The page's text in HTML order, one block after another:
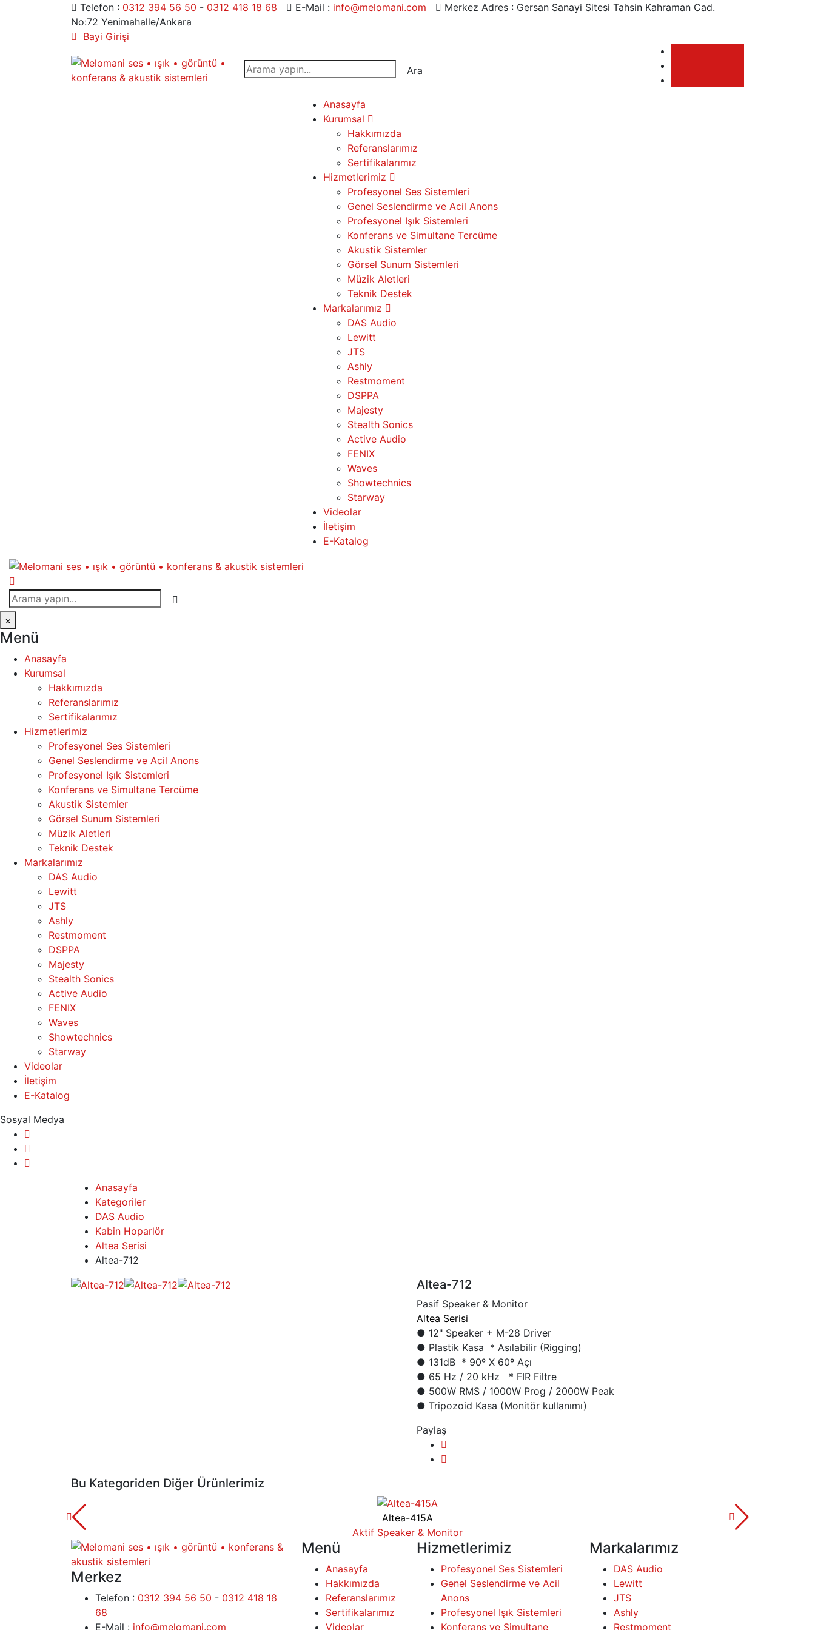
Telefon : 0312 394 56 50 - 0312 418 18 68 E-Mail : info@melomani.com Merkez Adres : Gersan Sanayi Sitesi Tahsin Kahraman Cad.
No:72 Yenimahalle/Ankara
Bayi Girişi
Ara
Anasayfa
Kurumsal
Hakkımızda
Referanslarımız
Sertifikalarımız
Hizmetlerimiz
Profesyonel Ses Sistemleri
Genel Seslendirme ve Acil Anons
Profesyonel Işık Sistemleri
Konferans ve Simultane Tercüme
Akustik Sistemler
Görsel Sunum Sistemleri
Müzik Aletleri
Teknik Destek
Markalarımız
DAS Audio
Lewitt
JTS
Ashly
Restmoment
DSPPA
Majesty
Stealth Sonics
Active Audio
FENIX
Waves
Showtechnics
Starway
Videolar
İletişim
E-Katalog
×
Menü
Anasayfa
Kurumsal
Hakkımızda
Referanslarımız
Sertifikalarımız
Hizmetlerimiz
Profesyonel Ses Sistemleri
Genel Seslendirme ve Acil Anons
Profesyonel Işık Sistemleri
Konferans ve Simultane Tercüme
Akustik Sistemler
Görsel Sunum Sistemleri
Müzik Aletleri
Teknik Destek
Markalarımız
DAS Audio
Lewitt
JTS
Ashly
Restmoment
DSPPA
Majesty
Stealth Sonics
Active Audio
FENIX
Waves
Showtechnics
Starway
Videolar
İletişim
E-Katalog
Sosyal Medya
Anasayfa
Kategoriler
DAS Audio
Kabin Hoparlör
Altea Serisi
Altea-712
Altea-712
Pasif Speaker & Monitor
Altea Serisi
● 12" Speaker + M-28 Driver
● Plastik Kasa * Asılabilir (Rigging)
● 131dB * 90º X 60º Açı
● 65 Hz / 20 kHz * FIR Filtre
● 500W RMS / 1000W Prog / 2000W Peak
● Tripozoid Kasa (Monitör kullanımı)
Paylaş
Bu Kategoriden Diğer Ürünlerimiz
Altea-415A
Aktif Speaker & Monitor
Merkez
Telefon : 0312 394 56 50 - 0312 418 18
68
E-Mail : info@melomani.com
Menü
Anasayfa
Hakkımızda
Referanslarımız
Sertifikalarımız
Videolar
Hizmetlerimiz
Profesyonel Ses Sistemleri
Genel Seslendirme ve Acil
Anons
Profesyonel Işık Sistemleri
Konferans ve Simultane
Markalarımız
DAS Audio
Lewitt
JTS
Ashly
Restmoment